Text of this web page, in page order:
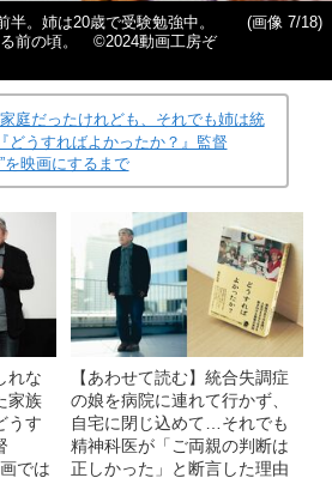
半。姉は20歳で受験勉強中。
前の頃。 ©2024動画工房ぞ
(画像 7/18)
家庭だったけれども、それでも姉は統
どうすればよかったか？』監督
を映画にするまで
れな
家族
うす
では
【あわせて読む】統合失調症
の娘を病院に連れて行かず、
自宅に閉じ込めて…それでも
精神科医が「ご両親の判断は
正しかった」と断言した理由